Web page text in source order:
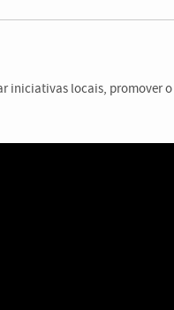
iniciativas locais, promover